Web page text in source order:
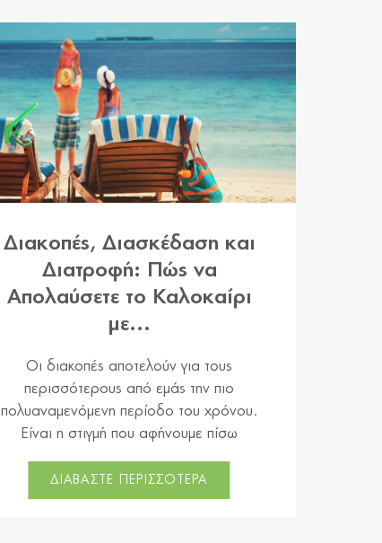
Διακοπές, Διασκέδαση και
Διατροφή: Πώς να
Απολαύσετε το Καλοκαίρι
με...
Οι διακοπές αποτελούν για τους
περισσότερους από εμάς την πιο
πολυαναμενόμενη περίοδο του χρόνου.
Είναι η στιγμή που αφήνουμε πίσω
ΔΙΑΒΑΣΤΕ ΠΕΡΙΣΣΟΤΕΡΑ